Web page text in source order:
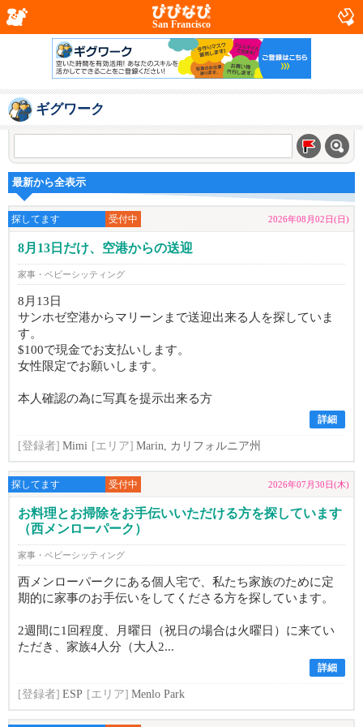
San Francisco
ギグワーク
最新から全表示
探してます 受付中 2026年08月02日(日)
8月13日だけ、空港からの送迎
家事・ベビーシッティング
8月13日
サンホゼ空港からマリーンまで送迎出来る人を探していま
す。
$100で現金でお支払いします。
女性限定でお願いします。
本人確認の為に写真を提示出来る方
詳細
[登録者] Mimi [エリア] Marin, カリフォルニア州
探してます 受付中 2026年07月30日(木)
お料理とお掃除をお手伝いいただける方を探しています
（西メンローパーク）
家事・ベビーシッティング
西メンローパークにある個人宅で、私たち家族のために定
期的に家事のお手伝いをしてくださる方を探しています。
2週間に1回程度、月曜日（祝日の場合は火曜日）に来てい
ただき、家族4人分（大人2...
詳細
[登録者] ESP [エリア] Menlo Park